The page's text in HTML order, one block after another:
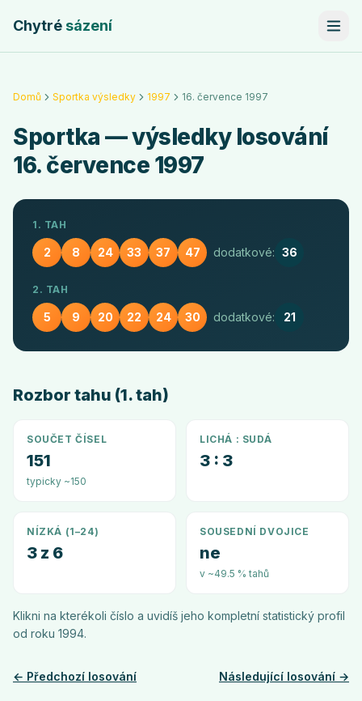
Chytrésázení
Domů Sportka výsledky 1997 16. července 1997
Sportka — výsledky losování
16. července 1997
1. TAH
2 8 24 33 37 47 dodatkové: 36
2. TAH
5 9 20 22 24 30 dodatkové: 21
Rozbor tahu (1. tah)
SOUČET ČÍSEL
151
typicky ~150
LICHÁ : SUDÁ
3 : 3
NÍZKÁ (1–24)
3 z 6
SOUSEDNÍ DVOJICE
ne
v ~49.5 % tahů
Klikni na kterékoli číslo a uvidíš jeho kompletní statistický profil
od roku 1994.
← Předchozí losování Následující losování →